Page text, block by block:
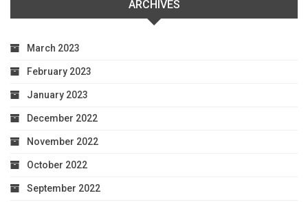
ARCHIVES
March 2023
February 2023
January 2023
December 2022
November 2022
October 2022
September 2022